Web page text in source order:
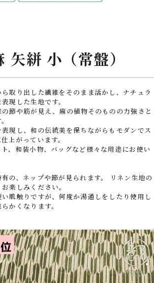
矢絣 小（常盤）
取り出した繊維をそのまま活かし、ナチュラ
現した生地です。
節や筋が見え、麻の植物そのものの力強さと
現し、和の伝統美を保ちながらもモダンでス
上がっています。
、和装小物、バッグなど様々な用途にお使い
の、ネップや節が見られます。 リネン生地の
楽しみください。
肌触りですが、何度か湯通しをしたり使用し
かくなります。